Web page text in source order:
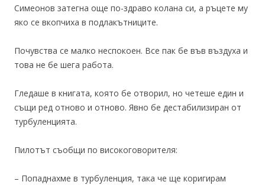
Симеонов затегна още по-здраво колана си, а ръцете му
яко се вкопчиха в подлакътниците.
Почувства се малко неспокоен. Все пак бе във въздуха и
това не бе шега работа.
Гледаше в книгата, която бе отворил, но четеше един и
същи ред отново и отново. Явно бе дестабилизиран от
турбуленцията.
Пилотът съобщи по високоговорителя:
– Попаднахме в турбуленция, така че ще коригирам